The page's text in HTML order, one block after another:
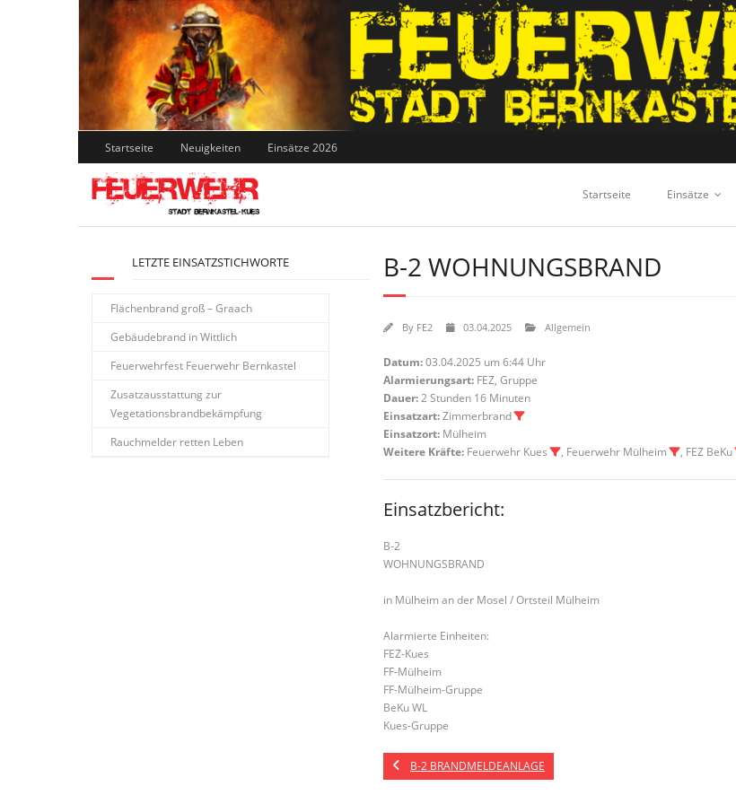
Skip
to
content
Startseite Neuigkeiten Einsätze 2026
Startseite Einsätze
B-2 WOHNUNGSBRAND
By FE2 03.04.2025 Allgemein
Datum:03.04.2025 um 6:44 Uhr
Alarmierungsart: FEZ, Gruppe
Dauer:2 Stunden 16 Minuten
Einsatzart:Zimmerbrand
Einsatzort: Mülheim
Weitere Kräfte: Feuerwehr Kues , Feuerwehr Mülheim , FEZ BeKu
Einsatzbericht:
B-2
WOHNUNGSBRAND
in Mülheim an der Mosel / Ortsteil Mülheim
Alarmierte Einheiten:
FEZ-Kues
FF-Mülheim
FF-Mülheim-Gruppe
BeKu WL
Kues-Gruppe
B-2 BRANDMELDEANLAGE
LETZTE EINSATZSTICHWORTE
Flächenbrand groß – Graach
Gebäudebrand in Wittlich
Feuerwehrfest Feuerwehr Bernkastel
Zusatzausstattung zur
Vegetationsbrandbekämpfung
Rauchmelder retten Leben